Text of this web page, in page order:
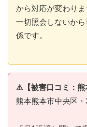
から対応が変わり
一切照会しないか
係です。
⚠️【被害口コミ：熊
熊本熊本市中央区